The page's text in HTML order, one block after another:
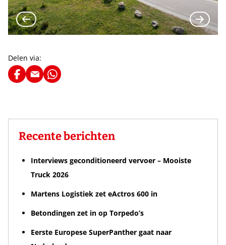
Delen via:
Recente berichten
Interviews geconditioneerd vervoer – Mooiste
Truck 2026
Martens Logistiek zet eActros 600 in
Betondingen zet in op Torpedo’s
Eerste Europese SuperPanther gaat naar